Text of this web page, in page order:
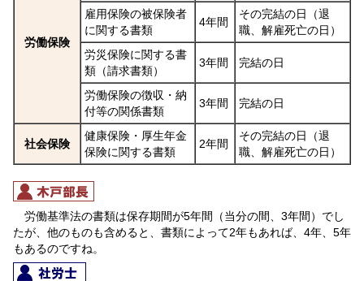
労働保険
雇用保険の被保険者
に関する書類
4年間
その完結の日（退
職、解雇死亡の日）
労災保険に関する書
類（請求書類）
3年間 完結の日
労働保険の徴収・納
付等の関係書類
3年間 完結の日
社会保険
健康保険・厚生年金
保険に関する書類
2年間
その完結の日（退
職、解雇死亡の日）
労働基準法の書類は保存期間が5年間（当分の間、3年間）でし
たが、他のものも含めると、書類によって2年もあれば、4年、5年
もあるのですね。